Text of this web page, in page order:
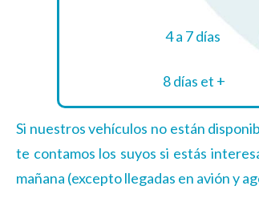
4 a 7 días
8 días et +
Si nuestros vehículos no están
te contamos los suyos si estás
mañana (excepto llegadas en avión y